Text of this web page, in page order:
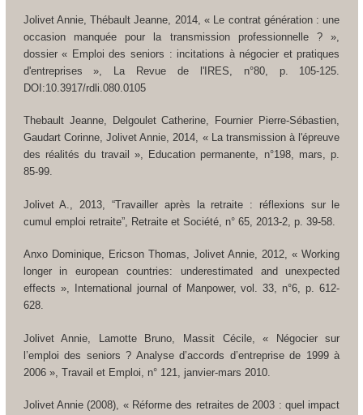
Jolivet Annie, Thébault Jeanne, 2014, « Le contrat génération : une
occasion manquée pour la transmission professionnelle ? »,
dossier « Emploi des seniors : incitations à négocier et pratiques
d'entreprises »,
La Revue de l'IRES , n°80, p. 105-125.
DOI:10.3917/rdli.080.0105
Thebault Jeanne, Delgoulet Catherine, Fournier Pierre-Sébastien,
Gaudart Corinne, Jolivet Annie, 2014, « La transmission à l'épreuve
des réalités du travail », Education permanente, n°198, mars, p.
85-99.
Jolivet A., 2013, “Travailler après la retraite : réflexions sur le
cumul emploi retraite”,
Retraite et Société, n° 65, 2013-2, p. 39-58.
Anxo Dominique, Ericson Thomas, Jolivet Annie, 2012, « Working
longer in european countries: underestimated and unexpected
effects »,
International journal of Manpower, vol. 33, n°6, p. 612-
628.
Jolivet Annie, Lamotte Bruno, Massit
Cécile, « Négocier sur
l’emploi des seniors ? Analyse d’accords d’entreprise de 1999 à
2006 », Travail et Emploi , n° 121, janvier-mars 2010.
Jolivet Annie (2008), « Réforme des retraites de 2003 : quel impact